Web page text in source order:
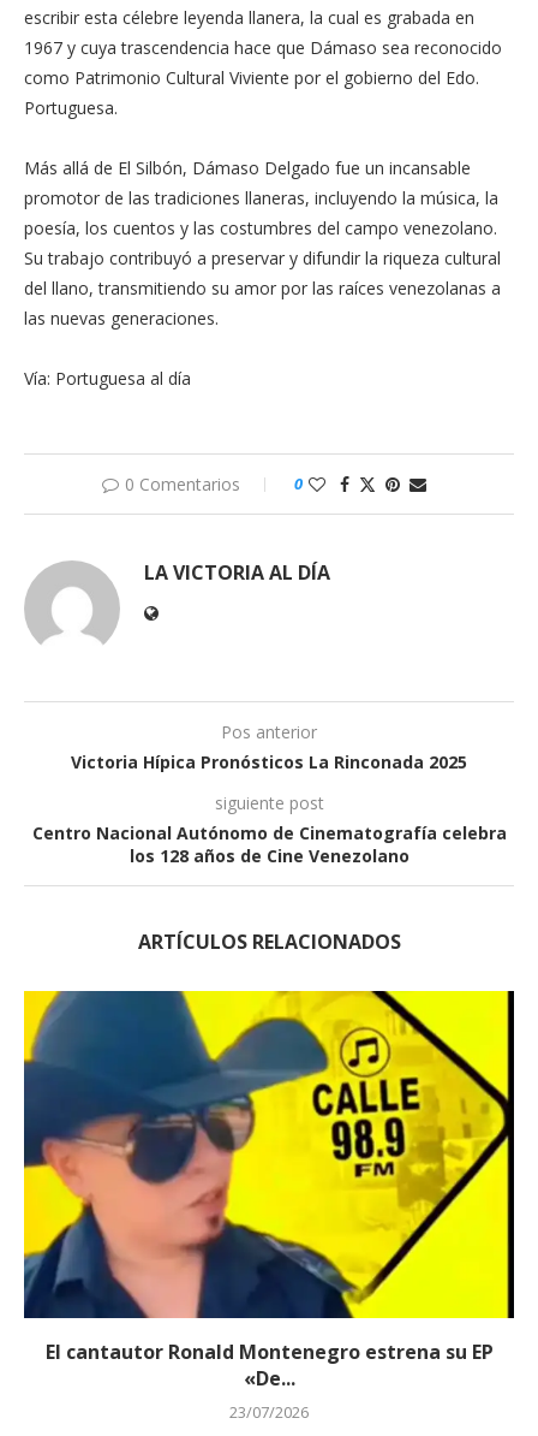
escribir esta célebre leyenda llanera, la cual es grabada en
1967 y cuya trascendencia hace que Dámaso sea reconocido
como Patrimonio Cultural Viviente por el gobierno del Edo.
Portuguesa.⁣
Más allá de El Silbón, Dámaso Delgado fue un incansable
promotor de las tradiciones llaneras, incluyendo la música, la
poesía, los cuentos y las costumbres del campo venezolano.
Su trabajo contribuyó a preservar y difundir la riqueza cultural
del llano, transmitiendo su amor por las raíces venezolanas a
las nuevas generaciones.⁣
Vía: Portuguesa al día
0 Comentarios 0
LA VICTORIA AL DÍA
Pos anterior
Victoria Hípica Pronósticos La Rinconada 2025
siguiente post
Centro Nacional Autónomo de Cinematografía celebra
los 128 años de Cine Venezolano
ARTÍCULOS RELACIONADOS
El cantautor Ronald Montenegro estrena su EP
«De...
23/07/2026